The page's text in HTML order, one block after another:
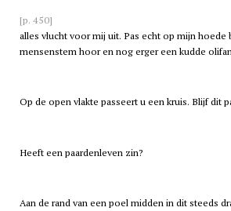
[p. 450]
alles vlucht voor mij uit. Pas echt op mijn hoede
mensenstem hoor en nog erger een kudde
Op de open vlakte passeert u een kruis. Blijf dit
Heeft een paardenleven zin?
Aan de rand van een poel midden in dit steeds